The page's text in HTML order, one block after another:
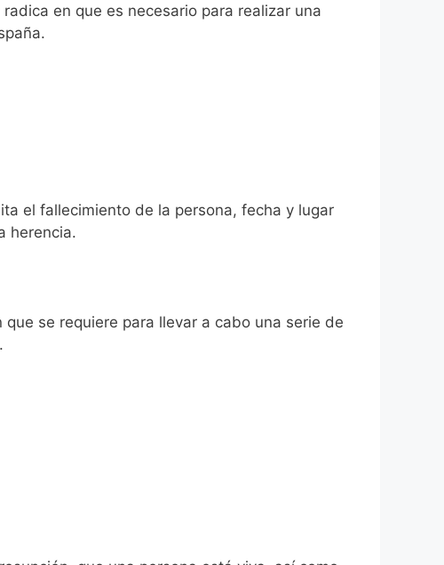
en que es necesario para realizar una
el fallecimiento de la persona, fecha y lugar
herencia.
se requiere para llevar a cabo una serie de